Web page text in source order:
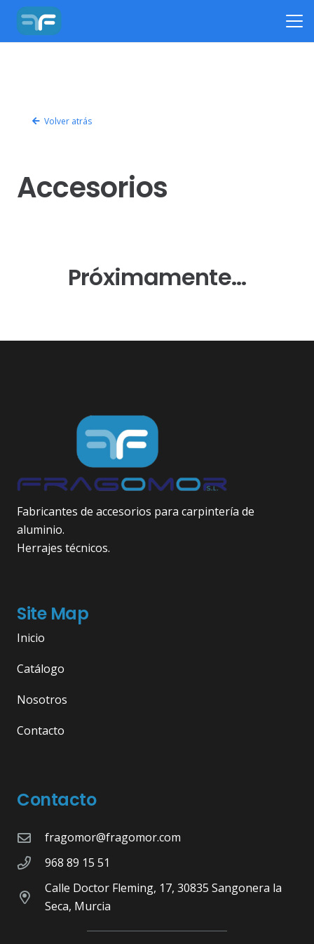
Volver atrás
Accesorios
Próximamente…
Fabricantes de accesorios para carpintería de
aluminio.
Herrajes técnicos.
Site Map
Inicio
Catálogo
Nosotros
Contacto
Contacto
fragomor@fragomor.com
968 89 15 51
Calle Doctor Fleming, 17, 30835 Sangonera la
Seca, Murcia